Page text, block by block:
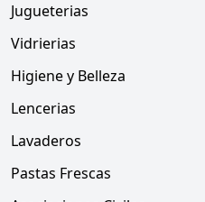
Jugueterias
Vidrierias
Higiene y Belleza
Lencerias
Lavaderos
Pastas Frescas